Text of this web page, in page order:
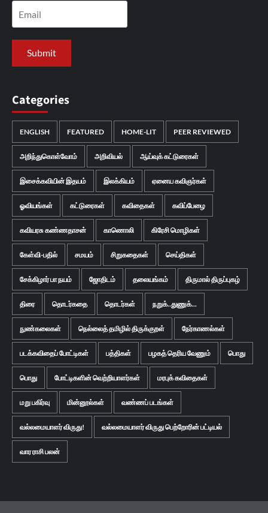
Categories
ENGLISH FEATURED HOME-LIT PEER REVIEWED
அறிந்துகொள்வோம் அறிவியல் ஆய்வுக் கட்டுரைகள்
இசைக்கவியின் இதயம் இலக்கியம் ஏனைய கவிஞர்கள்
ஓவியங்கள் கட்டுரைகள் கவிதைகள் கவிப்பேழை
கவியரசு கண்ணதாசன் காணொலி கிரேசி மொழிகள்
கேள்வி-பதில் சமயம் சிறுகதைகள் செய்திகள்
சேக்கிழார் பா நயம் ஜோதிடம் தலையங்கம் திருமால் திருப்புகழ்
திரை தொடர்கதை தொடர்கள் நறுக்..துணுக்...
நுண்கலைகள் நெல்லைத் தமிழில் திருக்குறள் நேர்காணல்கள்
படக்கவிதைப் போட்டிகள் பத்திகள் பழகத் தெரிய வேணும் பொது
பொது போட்டிகளின் வெற்றியாளர்கள் மரபுக் கவிதைகள்
மறு பகிர்வு மின்னூல்கள் வண்ணப் படங்கள்
வல்லமையாளர் விருது! வல்லமையாளர் விருது பெற்றோரின் பட்டியல்
வார ராசி பலன்